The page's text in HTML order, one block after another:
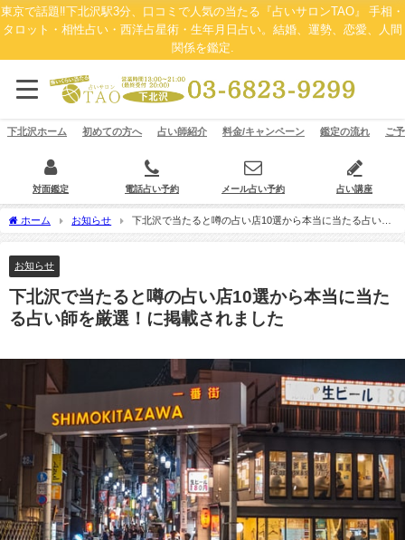
東京で話題‼下北沢駅3分、口コミで人気の当たる『占いサロンTAO』 手相・
タロット・相性占い・西洋占星術・生年月日占い。結婚、運勢、恋愛、人間
関係を鑑定.
下北沢ホーム 初めての方へ 占い師紹介 料金/キャンペーン 鑑定の流れ ご
対面鑑定 電話占い予約 メール占い予約 占い講座
ホーム お知らせ
下北沢で当たると噂の占い店10選から本当に当たる占い師
を厳選！に掲載されました
お知らせ
下北沢で当たると噂の占い店10選から本当に当た
る占い師を厳選！に掲載されました